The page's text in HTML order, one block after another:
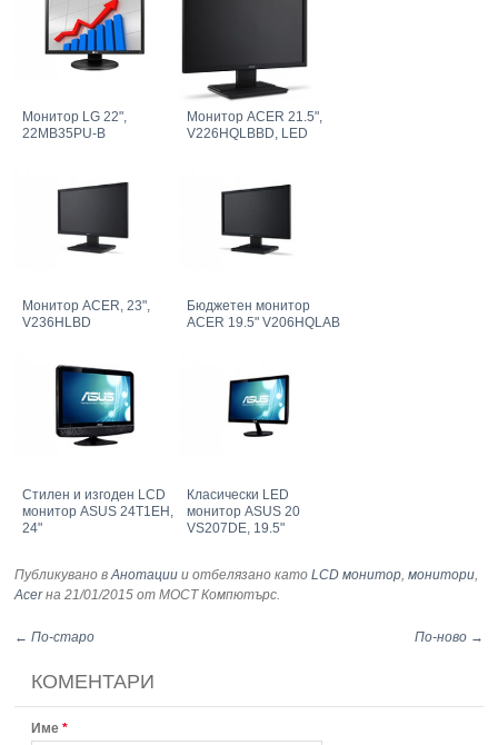
Монитор LG 22",
22MB35PU-B
Монитор ACER 21.5",
V226HQLBBD, LED
Монитор ACER, 23",
V236HLBD
Бюджетен монитор
ACER 19.5" V206HQLAB
Стилен и изгоден LCD
монитор ASUS 24T1EH,
24"
Класически LED
монитор ASUS 20
VS207DE, 19.5"
Публикувано вАнотации и отбелязано катоLCD монитор,монитори,
Acerна 21/01/2015 от МОСТ Компютърс.
← По-старо По-ново →
КОМЕНТАРИ
Име *